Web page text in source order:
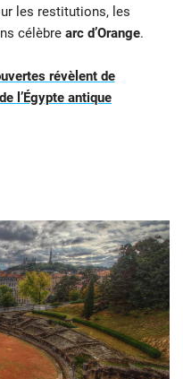
les restitutions, les
célèbre arc d’Orange.
révèlent de
l’Égypte antique